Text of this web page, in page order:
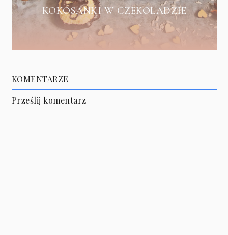
KOKOSANKI W CZEKOLADZIE
KOMENTARZE
Prześlij komentarz